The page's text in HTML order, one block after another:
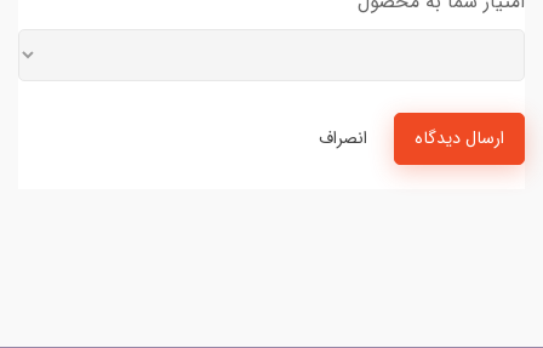
ارسال دیدگاه انصراف